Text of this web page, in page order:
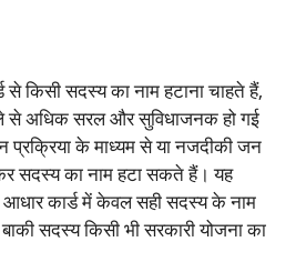
किसी सदस्य का नाम हटाना चाहते हैं,
से अधिक सरल और सुविधाजनक हो गई
के माध्यम से या नजदीकी जन
सदस्य का नाम हटा सकते हैं। यह
कार्ड में केवल सही सदस्य के नाम
सदस्य किसी भी सरकारी योजना का